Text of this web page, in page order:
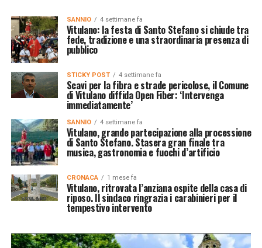
SANNIO 4 settimane fa
Vitulano: la festa di Santo Stefano si chiude tra
fede, tradizione e una straordinaria presenza di
pubblico
STICKY POST 4 settimane fa
Scavi per la fibra e strade pericolose, il Comune
di Vitulano diffida Open Fiber: ‘Intervenga
immediatamente’
SANNIO 4 settimane fa
Vitulano, grande partecipazione alla processione
di Santo Stefano. Stasera gran finale tra
musica, gastronomia e fuochi d’artificio
CRONACA 1 mese fa
Vitulano, ritrovata l’anziana ospite della casa di
riposo. Il sindaco ringrazia i carabinieri per il
tempestivo intervento